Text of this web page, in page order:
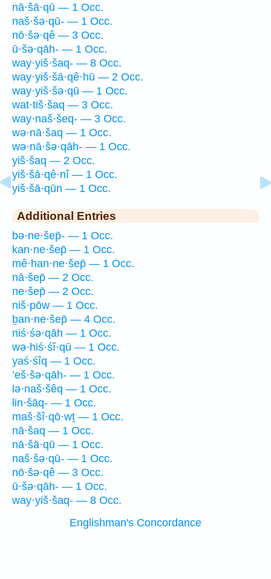
nā·šā·qū — 1 Occ.
naš·šə·qū- — 1 Occ.
nō·šə·qê — 3 Occ.
ū·šə·qāh- — 1 Occ.
way·yiš·šaq- — 8 Occ.
way·yiš·šā·qê·hū — 2 Occ.
way·yiš·šə·qū — 1 Occ.
wat·tiš·šaq — 3 Occ.
way·naš·šeq- — 3 Occ.
wə·nā·šaq — 1 Occ.
wə·nā·šə·qāh- — 1 Occ.
yiš·šaq — 2 Occ.
yiš·šā·qê·nî — 1 Occ.
yiš·šā·qūn — 1 Occ.
Additional Entries
bə·ne·šep̄- — 1 Occ.
kan·ne·šep̄ — 1 Occ.
mê·han·ne·šep̄ — 1 Occ.
nā·šep̄ — 2 Occ.
ne·šep̄ — 2 Occ.
niš·pōw — 1 Occ.
ḇan·ne·šep̄ — 4 Occ.
niś·śə·qāh — 1 Occ.
wə·hiś·śî·qū — 1 Occ.
yaś·śîq — 1 Occ.
’eš·šə·qāh- — 1 Occ.
lə·naš·šêq — 1 Occ.
lin·šāq- — 1 Occ.
maš·šî·qō·wṯ — 1 Occ.
nā·šaq — 1 Occ.
nā·šā·qū — 1 Occ.
naš·šə·qū- — 1 Occ.
nō·šə·qê — 3 Occ.
ū·šə·qāh- — 1 Occ.
way·yiš·šaq- — 8 Occ.
Englishman's Concordance